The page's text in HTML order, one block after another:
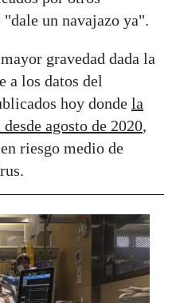
un navajazo ya".
gravedad dada la
a los datos del
hoy donde la
agosto de 2020,
riesgo medio de